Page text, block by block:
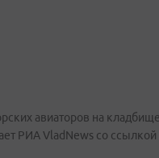
авиаторов на
РИА VladNews со